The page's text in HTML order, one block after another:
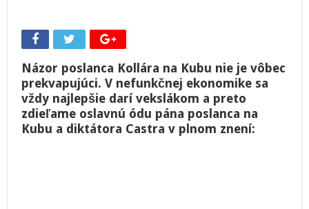
Názor poslanca Kollára na Kubu nie je vôbec
prekvapujúci. V nefunkčnej ekonomike sa
vždy najlepšie darí vekslákom a preto
zdieľame oslavnú ódu pána poslanca na
Kubu a diktátora Castra v plnom znení: